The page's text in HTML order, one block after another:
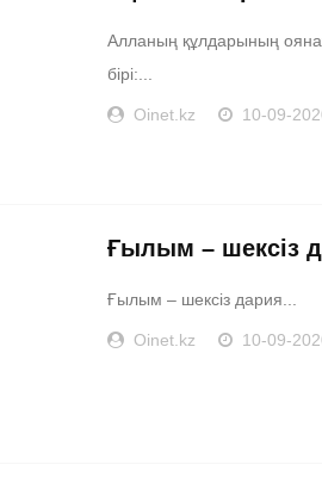
Алланың құлдарының
бірі:...
Oinet.kz 10-09-
​Ғылым – шексіз
​Ғылым – шексіз дария...
Oinet.kz 10-09-